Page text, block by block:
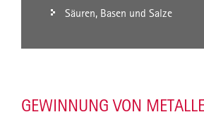
Säuren, Basen und Salze
GEWINNUNG VON